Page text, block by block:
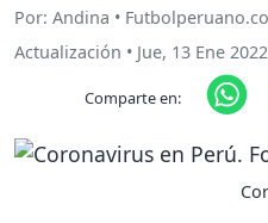
Por: Andina •
Actualización • Jue, 13 Ene
Comparte en: